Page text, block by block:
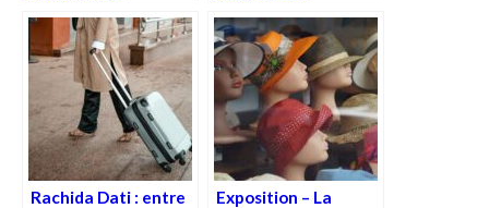
la BRAFA
Rachida Dati : entre
Exposition – La